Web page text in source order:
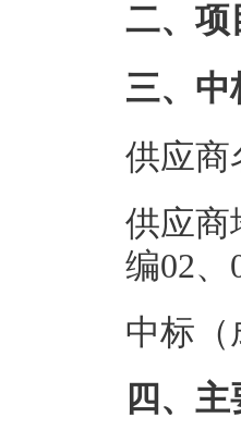
二、项
三、中
供应商
供应商
编02、
中标（
四、